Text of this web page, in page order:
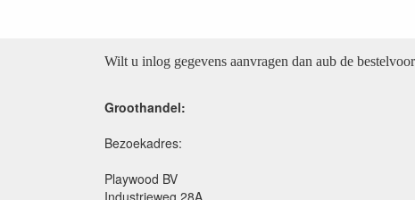
Wilt u inlog gegevens aanvragen dan aub de
Groothandel:
Bezoekadres:
Playwood BV
Industrieweg 28A